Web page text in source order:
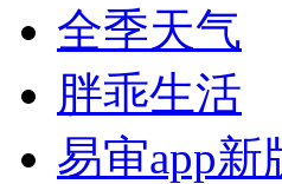
全季天气
胖乖生活
易审app新